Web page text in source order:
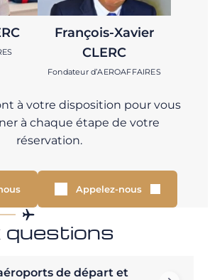
François-Xavier
CLERC
Fondateur d’AEROAFFAIRES
à votre disposition pour vous
à chaque étape de votre
réservation.
Appelez-nous
questions
de départ et